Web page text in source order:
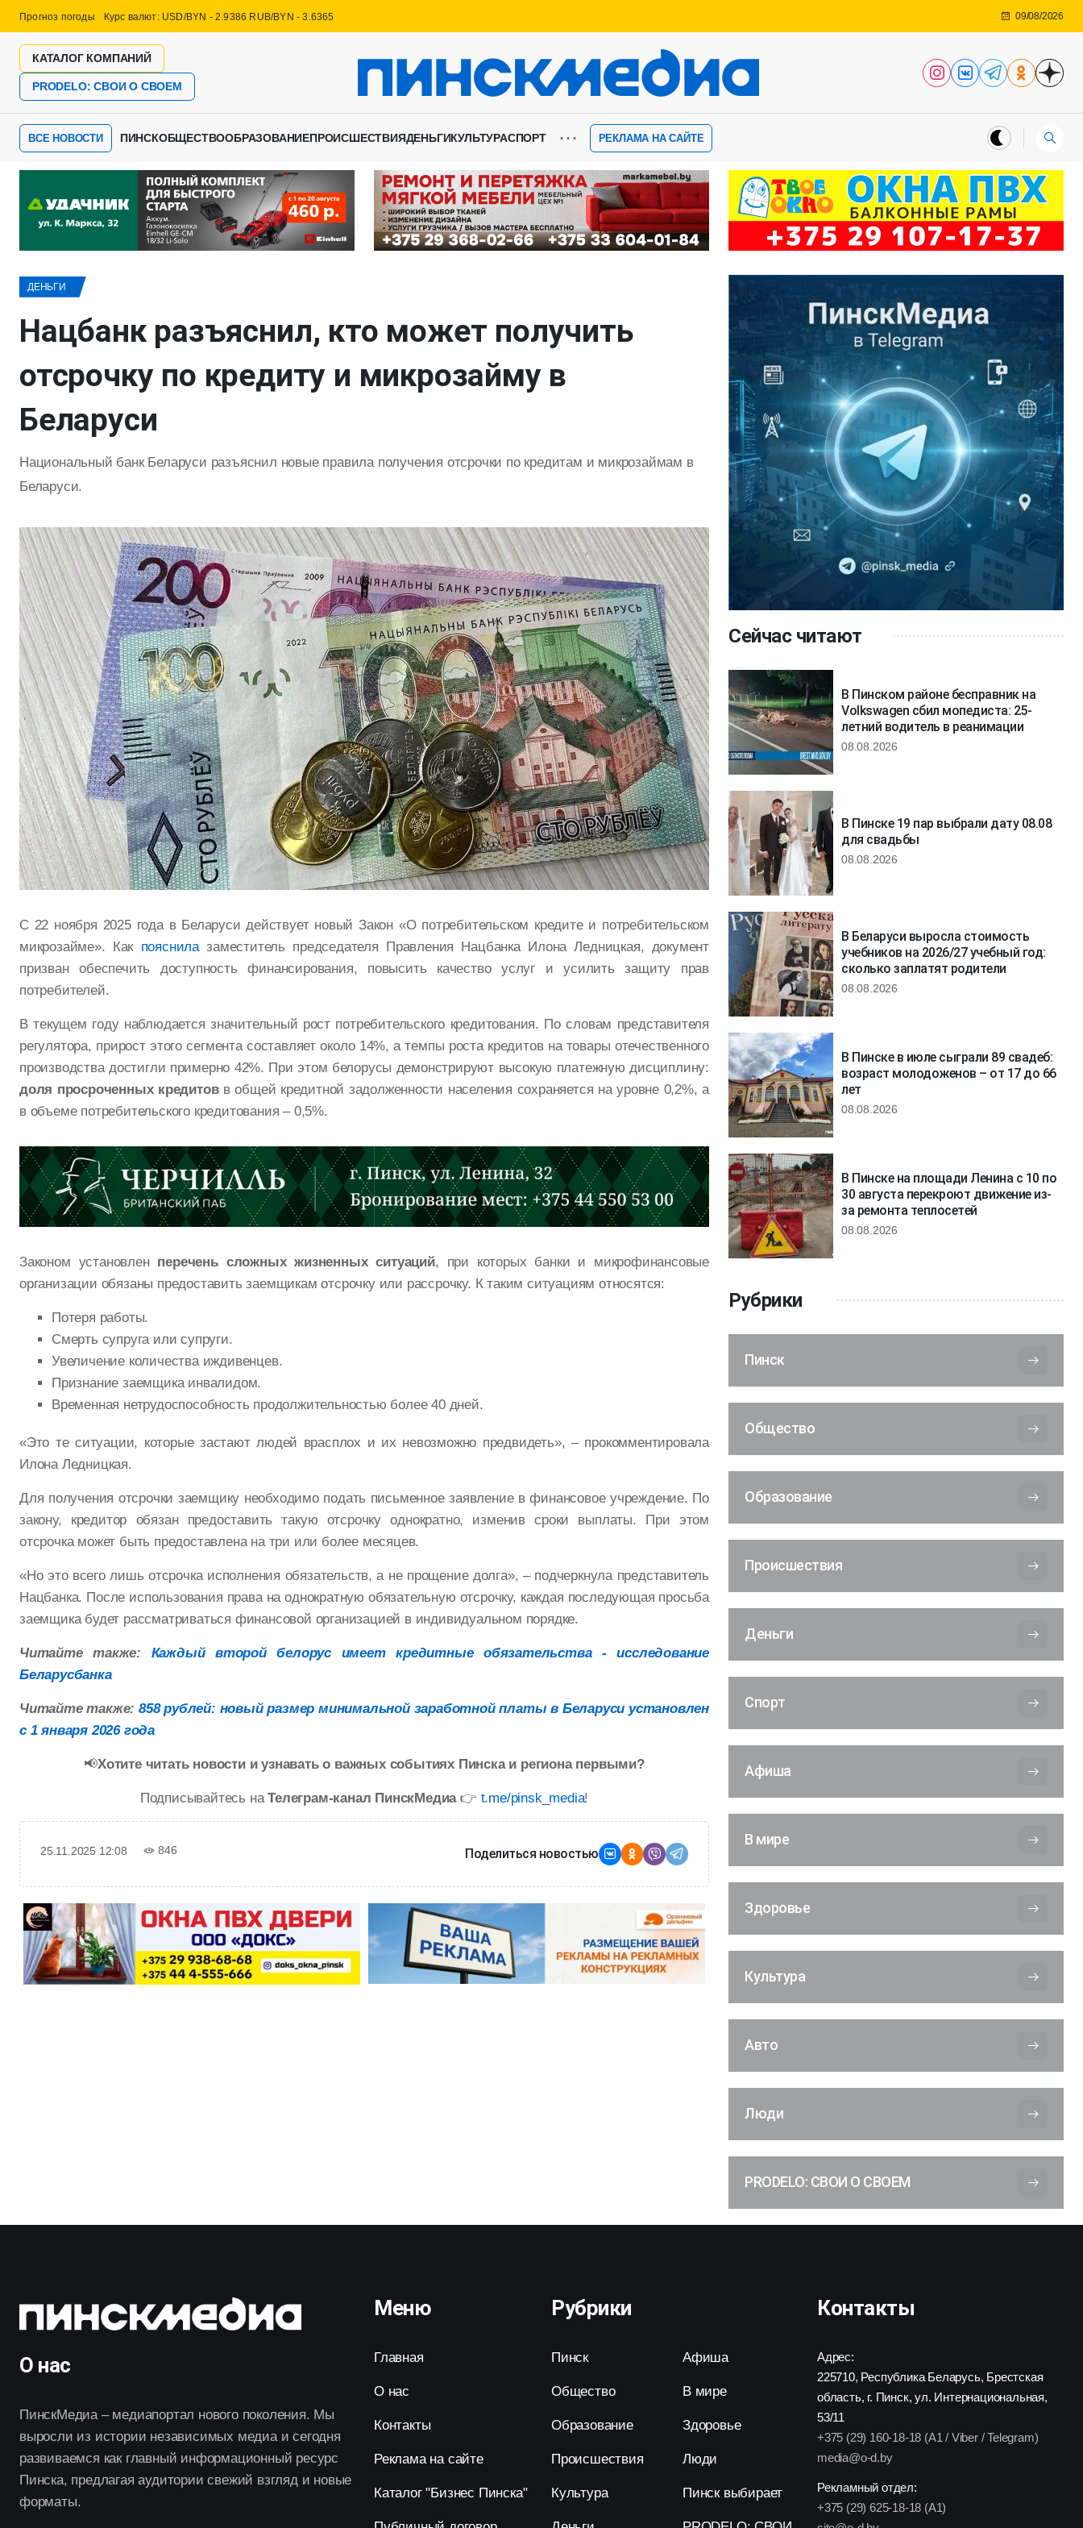
Прогноз погоды Курс валют: USD/BYN - 2.9386 RUB/BYN - 3.6365 09/08/2026
КАТАЛОГ КОМПАНИЙ
PRODELO: СВОИ О СВОЕМ
ВСЕ НОВОСТИ ПИНСКОБЩЕСТВООБРАЗОВАНИЕПРОИСШЕСТВИЯДЕНЬГИКУЛЬТУРАСПОРТ ⋯ РЕКЛАМА НА САЙТЕ
ДЕНЬГИ
Нацбанк разъяснил, кто может получить
отсрочку по кредиту и микрозайму в
Беларуси
Национальный банк Беларуси разъяснил новые правила получения отсрочки по кредитам и микрозаймам в
Беларуси.
С 22 ноября 2025 года в Беларуси действует новый Закон «О потребительском кредите и потребительском
микрозайме». Как пояснилазаместитель председателя Правления Нацбанка Илона Ледницкая, документ
призван обеспечить доступность финансирования, повысить качество услуг и усилить защиту прав
потребителей.
В текущем году наблюдается значительный рост потребительского кредитования. По словам представителя
регулятора, прирост этого сегмента составляет около 14%, а темпы роста кредитов на товары отечественного
производства достигли примерно 42%. При этом белорусы демонстрируют высокую платежную дисциплину:
доля просроченных кредитов в общей кредитной задолженности населения сохраняется на уровне 0,2%, а
в объеме потребительского кредитования – 0,5%.
Законом установлен перечень сложных жизненных ситуаций, при которых банки и микрофинансовые
организации обязаны предоставить заемщикам отсрочку или рассрочку. К таким ситуациям относятся:
Потеря работы.
Смерть супруга или супруги.
Увеличение количества иждивенцев.
Признание заемщика инвалидом.
Временная нетрудоспособность продолжительностью более 40 дней.
«Это те ситуации, которые застают людей врасплох и их невозможно предвидеть», – прокомментировала
Илона Ледницкая.
Для получения отсрочки заемщику необходимо подать письменное заявление в финансовое учреждение. По
закону, кредитор обязан предоставить такую отсрочку однократно, изменив сроки выплаты. При этом
отсрочка может быть предоставлена на три или более месяцев.
«Но это всего лишь отсрочка исполнения обязательств, а не прощение долга», – подчеркнула представитель
Нацбанка. После использования права на однократную обязательную отсрочку, каждая последующая просьба
заемщика будет рассматриваться финансовой организацией в индивидуальном порядке.
Читайте также: Каждый второй белорус имеет кредитные обязательства - исследование
Беларусбанка
Читайте также:858 рублей: новый размер минимальной заработной платы в Беларуси установлен
с 1 января 2026 года
📢Хотите читать новости и узнавать о важных событиях Пинска и региона первыми?
Подписывайтесь наТелеграм-канал ПинскМедиа👉 t.me/pinsk_media!
25.11.2025 12:08 846 Поделиться новостью
Сейчас читают
В Пинском районе бесправник на
Volkswagen сбил мопедиста: 25-
летний водитель в реанимации
08.08.2026
В Пинске 19 пар выбрали дату 08.08
для свадьбы
08.08.2026
В Беларуси выросла стоимость
учебников на 2026/27 учебный год:
сколько заплатят родители
08.08.2026
В Пинске в июле сыграли 89 свадеб:
возраст молодоженов – от 17 до 66
лет
08.08.2026
В Пинске на площади Ленина с 10 по
30 августа перекроют движение из-
за ремонта теплосетей
08.08.2026
Рубрики
Пинск
Общество
Образование
Происшествия
Деньги
Спорт
Афиша
В мире
Здоровье
Культура
Авто
Люди
PRODELO: СВОИ О СВОЕМ
О нас
ПинскМедиа – медиапортал нового поколения. Мы
выросли из истории независимых медиа и сегодня
развиваемся как главный информационный ресурс
Пинска, предлагая аудитории свежий взгляд и новые
форматы.
Меню
Главная
О нас
Контакты
Реклама на сайте
Каталог "Бизнес Пинска"
Рубрики
Пинск
Общество
Образование
Происшествия
Культура
Афиша
В мире
Здоровье
Люди
Пинск выбирает
Контакты
Адрес:
225710, Республика Беларусь, Брестская
область, г. Пинск, ул. Интернациональная,
53/11
+375 (29) 160-18-18 (A1 / Viber / Telegram)
media@o-d.by
Рекламный отдел:
+375 (29) 625-18-18 (A1)